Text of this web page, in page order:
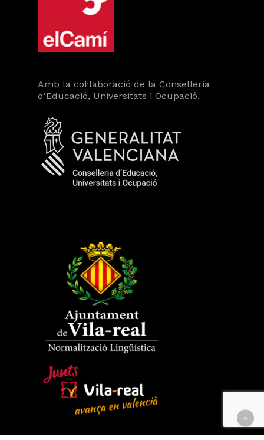
Amb la col·laboració de la Conselleria
d’Educació, Universitats i Ocupació.